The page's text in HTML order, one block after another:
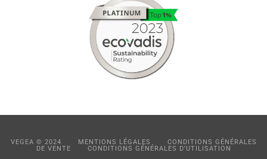
VEGEA © 2024 MENTIONS LÉGALES
CONDITIONS GÉNÉRALES
DE VENTE
CONDITIONS GÉNÉRALES D'UTILISATION